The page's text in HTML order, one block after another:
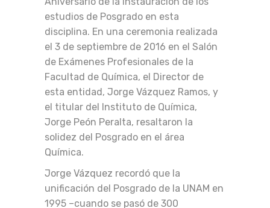
estudios de Posgrado en esta
disciplina. En una ceremonia realizada
el 3 de septiembre de 2016 en el Salón
de Exámenes Profesionales de la
Facultad de Química, el Director de
esta entidad, Jorge Vázquez Ramos, y
el titular del Instituto de Química,
Jorge Peón Peralta, resaltaron la
solidez del Posgrado en el área
Química.
Jorge Vázquez recordó que la
unificación del Posgrado de la UNAM en
1995 –cuando se pasó de 300